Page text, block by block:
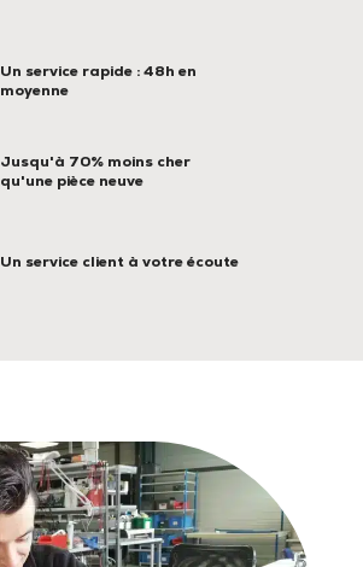
Un service rapide : 48h en
moyenne
Jusqu'à 70% moins cher
qu'une pièce neuve
Un service client à votre écoute